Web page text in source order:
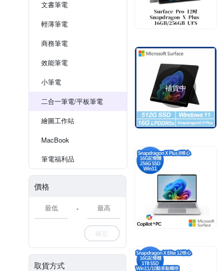
文書筆電
輕薄筆電
商務筆電
效能筆電
小筆電
二合一筆電/平板筆電
繪圖工作站
MacBook
筆電福利品
價格
-
確定
取貨方式
補貨中